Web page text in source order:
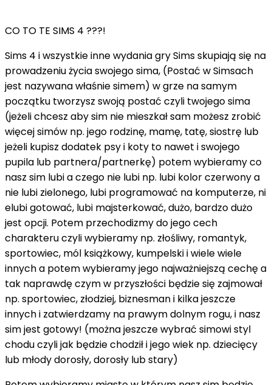
CO TO TE SIMS 4 ???!
Sims 4 i wszystkie inne wydania gry Sims skupiają się na
prowadzeniu życia swojego sima, (Postać w Simsach
jest nazywana właśnie simem) w grze na samym
początku tworzysz swoją postać czyli twojego sima
(jeżeli chcesz aby sim nie mieszkał sam możesz zrobić
więcej simów np. jego rodzinę, mamę, tatę, siostrę lub
jeżeli kupisz dodatek psy i koty to nawet i swojego
pupila lub partnera/partnerkę) potem wybieramy co
nasz sim lubi a czego nie lubi np. lubi kolor czerwony a
nie lubi zielonego, lubi programować na komputerze, ni
elubi gotować, lubi majsterkować, dużo, bardzo dużo
jest opcji. Potem przechodizmy do jego cech
charakteru czyli wybieramy np. złośliwy, romantyk,
sportowiec, mól książkowy, kumpelski i wiele wiele
innych a potem wybieramy jego najważniejszą cechę a
tak naprawdę czym w przyszłości będzie się zajmował
np. sportowiec, złodziej, biznesman i kilka jeszcze
innych i zatwierdzamy na prawym dolnym rogu, i nasz
sim jest gotowy! (można jeszcze wybrać simowi styl
chodu czyli jak będzie chodził i jego wiek np. dziecięcy
lub młody dorosły, dorosły lub stary)